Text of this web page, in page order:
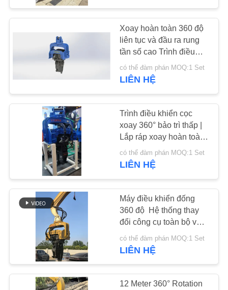
CÁC
TRƯỜNG
BÁO
GIÁ
TRANG
WEB
Bốn trình điều khiển
đống kỳ lạ
Máy điều khiển 360
độ
15
Trình điều khiển cọc
máy xúc mini
38
Xoay hoàn toàn 360 độ
liên tục và đầu ra rung
tần số cao Trình điều
khiển cọc thủy lực cho
máy xúc 12-17T
có thể đàm phán MOQ:1 Set
LIÊN HỆ
Trình điều khiển cọc
xoay 360° bảo trì thấp |
Lắp ráp xoay hoàn toàn
+ Rung tần số cao 372
kN
có thể đàm phán MOQ:1 Set
LIÊN HỆ
Máy điều khiển đống
360 độ ️ Hệ thống thay
đổi công cụ toàn bộ và
điều khiển vị trí chính
xác cho máy đào 30-33T
có thể đàm phán MOQ:1 Set
LIÊN HỆ
12 Meter 360° Rotation